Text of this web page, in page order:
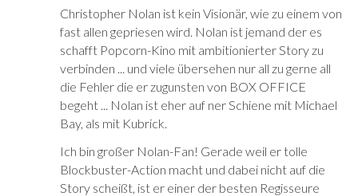
Christopher Nolan ist kein Visionär, wie zu einem von
fast allen gepriesen wird. Nolan ist jemand der es
schafft Popcorn-Kino mit ambitionierter Story zu
verbinden ... und viele übersehen nur all zu gerne all
die Fehler die er zugunsten von BOX OFFICE
begeht ... Nolan ist eher auf ner Schiene mit Michael
Bay, als mit Kubrick.
Ich bin großer Nolan-Fan! Gerade weil er tolle
Blockbuster-Action macht und dabei nicht auf die
Story scheißt, ist er einer der besten Regisseure